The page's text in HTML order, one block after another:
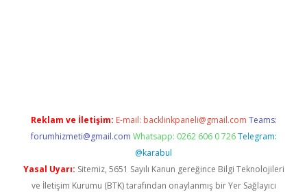
Reklam ve İletişim: E-mail: backlinkpaneli@gmail.com Teams:
forumhizmeti@gmail.com Whatsapp: 0262 606 0 726 Telegram:
@karabul
Yasal Uyarı: Sitemiz, 5651 Sayılı Kanun gereğince Bilgi Teknolojileri
ve İletişim Kurumu (BTK) tarafından onaylanmış bir Yer Sağlayıcı